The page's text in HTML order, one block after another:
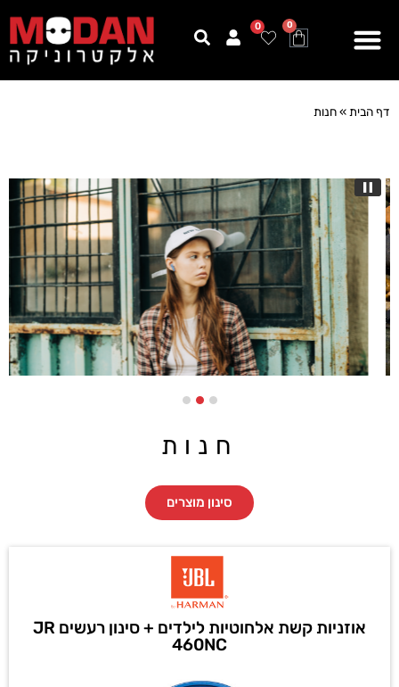
0
0
דף הבית »חנות
חנות
סינון מוצרים
אוזניות קשת אלחוטיות לילדים + סינון רעשים JR
460NC